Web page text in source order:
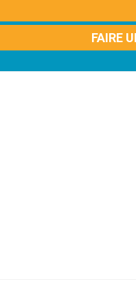
FAIRE